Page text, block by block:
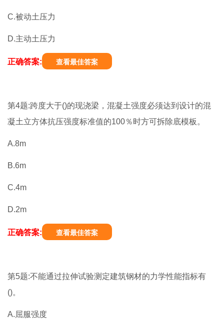
C.被动土压力
D.主动土压力
正确答案: 查看最佳答案
第4题:跨度大于()的现浇梁，混凝土强度必须达到设计的混
凝土立方体抗压强度标准值的100％时方可拆除底模板。
A.8m
B.6m
C.4m
D.2m
正确答案: 查看最佳答案
第5题:不能通过拉伸试验测定建筑钢材的力学性能指标有
()。
A.屈服强度